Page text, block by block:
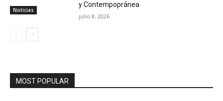
Noticias
y Contempopránea
julio 8, 2026
MOST POPULAR